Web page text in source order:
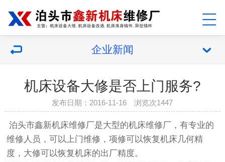
企业新闻
机床设备大修是否上门服务?
发布日期：2016-11-16 浏览次1447
泊头市鑫新机床维修厂是大型的机床维修厂，有专业的
维修人员，可以上门维修，项修可以恢复机床几何精
度，大修可以恢复机床的出厂精度。